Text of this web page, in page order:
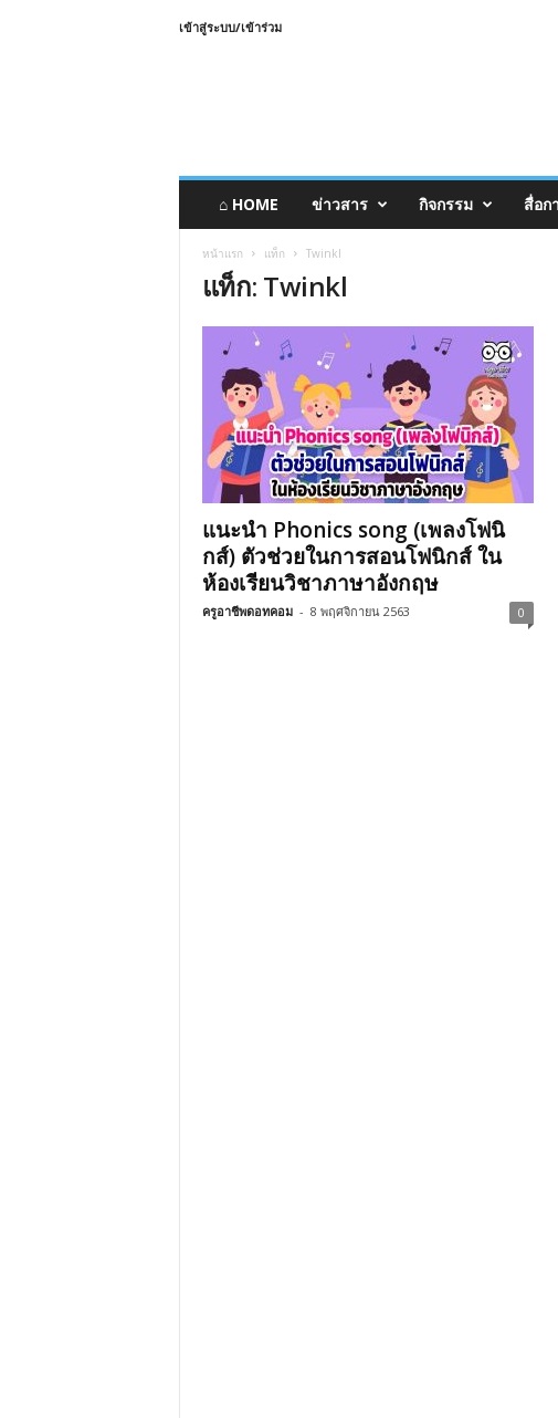
เข้าสู่ระบบ/เข้าร่วม
⌂ HOME ข่าวสาร กิจกรรม สื่อก
หน้าแรก แท็ก Twinkl
แท็ก: Twinkl
แนะนำ Phonics song (เพลงโฟนิ
กส์) ตัวช่วยในการสอนโฟนิกส์ ใน
ห้องเรียนวิชาภาษาอังกฤษ
ครูอาชีพดอทคอม - 8 พฤศจิกายน 2563 0